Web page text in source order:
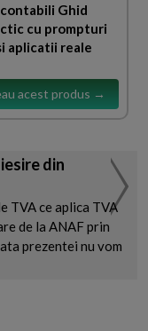
contabili Ghid
cu prompturi
aplicatii reale
acest produs →
din
TVA ce aplica TVA
de la ANAF prin
prezentei nu vom